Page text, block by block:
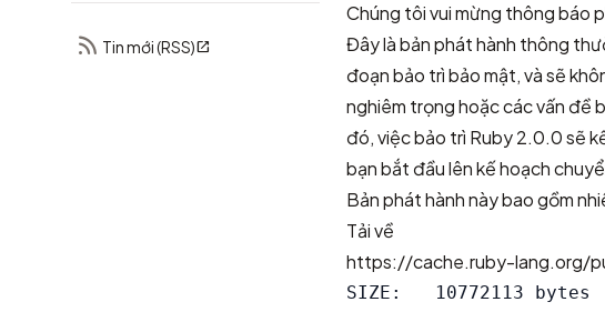
Tin mới (RSS)
Chúng tôi vui mừng thông báo
Đây là bản phát hành thông
đoạn bảo trì bảo mật, và sẽ
nghiêm trọng hoặc các vấn đề
đó, việc bảo trì Ruby 2.0.0 sẽ
bạn bắt đầu lên kế hoạch
Bản phát hành này bao gồm
Tải về
https://cache.ruby-lang.org/
SIZE:   10772113 bytes